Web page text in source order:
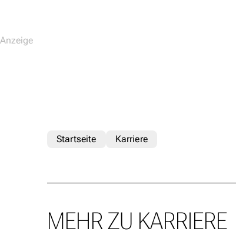
Startseite Karriere
MEHR ZU KARRIERE